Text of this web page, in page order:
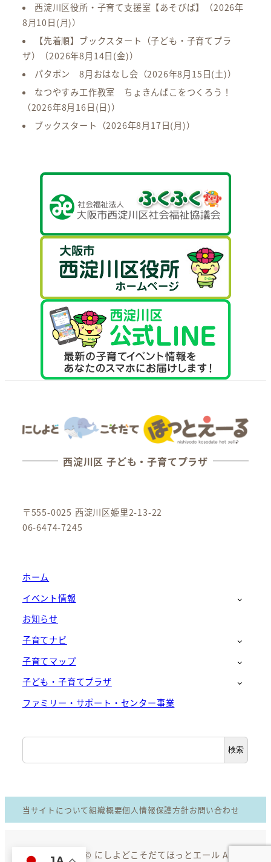
西淀川区役所・子育て支援室【あそびば】
（2026年
8月10日(月)）
【先着順】ブックスタート（子ども・子育てプラ
ザ）
（2026年8月14日(金)）
パタポン 8月おはなし会 （2026年8月15日(土)）
なつやすみ工作教室 ちょきんばこをつくろう！
（2026年8月16日(日)）
ブックスタート
（2026年8月17日(月)）
西淀川区 子ども・子育てプラザ
〒555-0025 西淀川区姫里2-13-22
06-6474-7245
ホーム
イベント情報
お知らせ
子育てナビ
子育てマップ
子ども・子育てプラザ
ファミリー・サポート・センター事業
検
索
検索
当サイトについて組織概要個人情報保護方針お問い合わせ
Copyright © にしよどこそだてほっとエール All